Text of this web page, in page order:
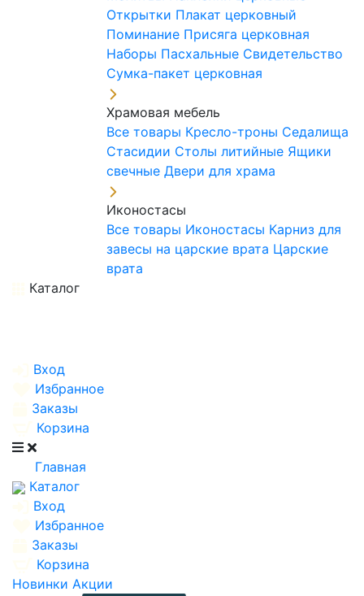
Открытки Плакат церковный
Поминание Присяга церковная
Наборы Пасхальные Свидетельство
Сумка-пакет церковная
Храмовая мебель
Все товары Кресло-троны Седалища
Стасидии Столы литийные Ящики
свечные Двери для храма
Иконостасы
Все товары Иконостасы Карниз для
завесы на царские врата Царские
врата
Каталог
Вход
Избранное
Заказы
Корзина
Главная
Каталог
Вход
Избранное
Заказы
Корзина
Новинки Акции